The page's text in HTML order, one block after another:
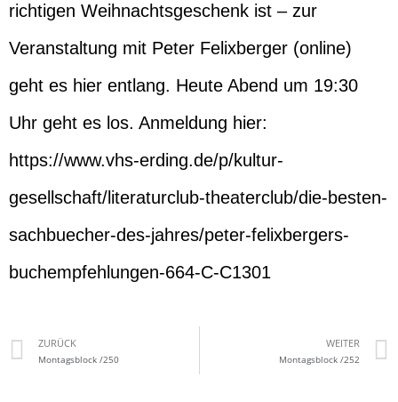
richtigen Weihnachtsgeschenk ist – zur
Veranstaltung mit Peter Felixberger (online)
geht es hier entlang. Heute Abend um 19:30
Uhr geht es los. Anmeldung hier:
https://www.vhs-erding.de/p/kultur-
gesellschaft/literaturclub-theaterclub/die-besten-
sachbuecher-des-jahres/peter-felixbergers-
buchempfehlungen-664-C-C1301
ZURÜCK
Montagsblock /250
WEITER
Montagsblock /252